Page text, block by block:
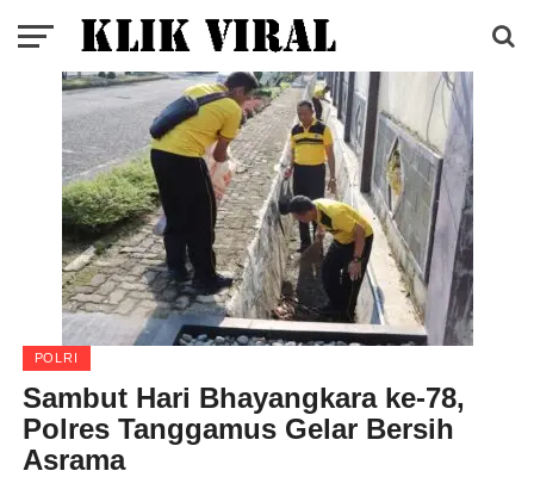
POLRI
Sambut Hari Bhayangkara ke-78,
Polres Tanggamus Gelar Bersih
Asrama